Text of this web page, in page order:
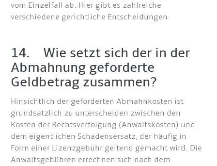
vom Einzelfall ab. Hier gibt es zahlreiche
verschiedene gerichtliche Entscheidungen.
14. Wie setzt sich der in der
Abmahnung geforderte
Geldbetrag zusammen?
Hinsichtlich der geforderten Abmahnkosten ist
grundsätzlich zu unterscheiden zwischen den
Kosten der Rechtsverfolgung (Anwaltskosten) und
dem eigentlichen Schadensersatz, der häufig in
Form einer Lizenzgebühr geltend gemacht wird. Die
Anwaltsgebühren errechnen sich nach dem